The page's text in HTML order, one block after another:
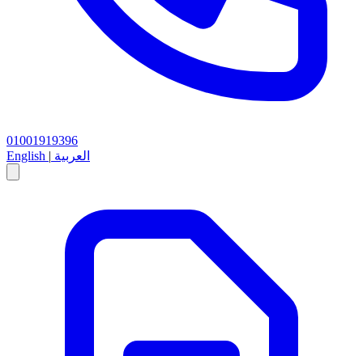
01001919396
English | العربية